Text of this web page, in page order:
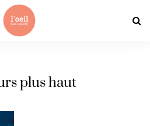
plus haut